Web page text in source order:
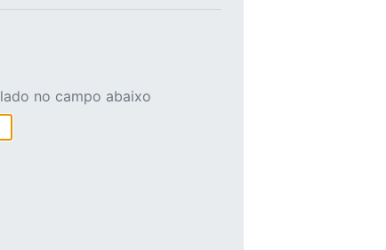
no campo abaixo